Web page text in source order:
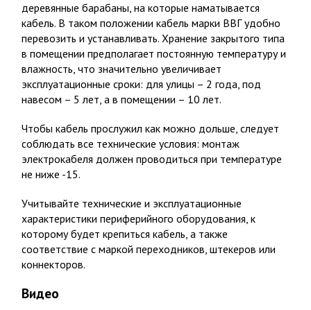
деревянные барабаны, на которые наматывается
кабель. В таком положении кабель марки ВВГ удобно
перевозить и устанавливать. Хранение закрытого типа
в помещении предполагает постоянную температуру и
влажность, что значительно увеличивает
эксплуатационные сроки: для улицы – 2 года, под
навесом – 5 лет, а в помещении – 10 лет.
Чтобы кабель прослужил как можно дольше, следует
соблюдать все технические условия: монтаж
электрокабеля должен проводиться при температуре
не ниже -15.
Учитывайте технические и эксплуатационные
характеристики периферийного оборудования, к
которому будет крепиться кабель, а также
соответствие с маркой переходников, штекеров или
коннекторов.
Видео